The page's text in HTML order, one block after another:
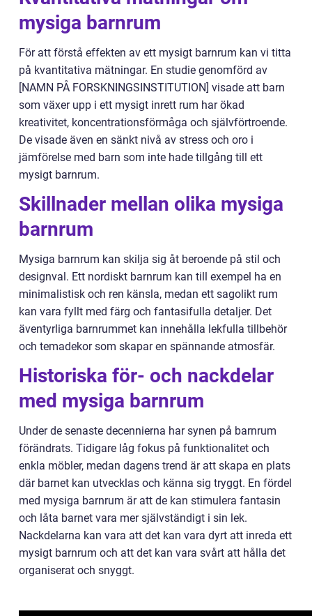
mysiga barnrum
För att förstå effekten av ett mysigt barnrum kan vi titta
på kvantitativa mätningar. En studie genomförd av
[NAMN PÅ FORSKNINGSINSTITUTION] visade att barn
som växer upp i ett mysigt inrett rum har ökad
kreativitet, koncentrationsförmåga och självförtroende.
De visade även en sänkt nivå av stress och oro i
jämförelse med barn som inte hade tillgång till ett
mysigt barnrum.
Skillnader mellan olika mysiga
barnrum
Mysiga barnrum kan skilja sig åt beroende på stil och
designval. Ett nordiskt barnrum kan till exempel ha en
minimalistisk och ren känsla, medan ett sagolikt rum
kan vara fyllt med färg och fantasifulla detaljer. Det
äventyrliga barnrummet kan innehålla lekfulla tillbehör
och temadekor som skapar en spännande atmosfär.
Historiska för- och nackdelar
med mysiga barnrum
Under de senaste decennierna har synen på barnrum
förändrats. Tidigare låg fokus på funktionalitet och
enkla möbler, medan dagens trend är att skapa en plats
där barnet kan utvecklas och känna sig tryggt. En fördel
med mysiga barnrum är att de kan stimulera fantasin
och låta barnet vara mer självständigt i sin lek.
Nackdelarna kan vara att det kan vara dyrt att inreda ett
mysigt barnrum och att det kan vara svårt att hålla det
organiserat och snyggt.